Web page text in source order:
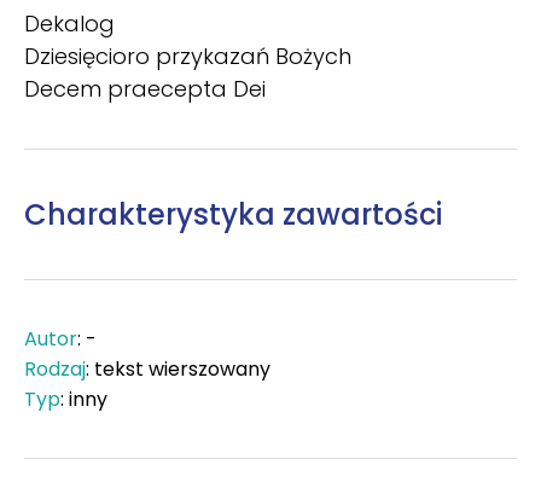
Dekalog
Dziesięcioro przykazań Bożych
Decem praecepta Dei
Charakterystyka zawartości
Autor: -
Rodzaj: tekst wierszowany
Typ: inny